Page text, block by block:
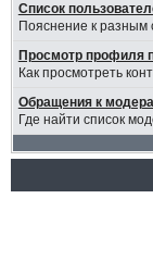
Список
Пояснение к разным
Просмотр профиля
Как просмотреть
Обращения к
Где найти список